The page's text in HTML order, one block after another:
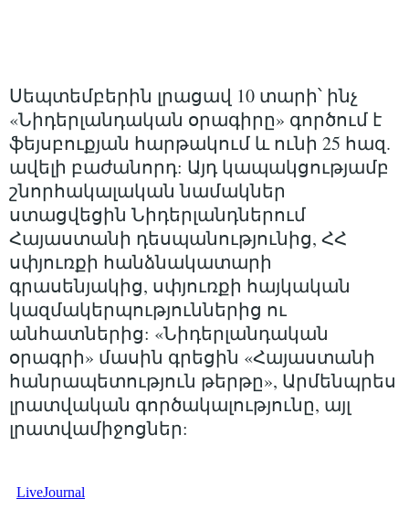
Սեպտեմբերին լրացավ 10 տարի՝ ինչ
«Նիդերլանդական օրագիրը» գործում է
ֆեյսբուքյան հարթակում և ունի 25 հազ.
ավելի բաժանորդ: Այդ կապակցությամբ
շնորհակալական նամակներ
ստացվեցին Նիդերլանդներում
Հայաստանի դեսպանությունից, ՀՀ
սփյուռքի հանձնակատարի
գրասենյակից, սփյուռքի հայկական
կազմակերպություններից ու
անհատներից: «Նիդերլանդական
օրագրի» մասին գրեցին «Հայաստանի
հանրապետություն թերթը», Արմենպրես
լրատվական գործակալությունը, այլ
լրատվամիջոցներ: